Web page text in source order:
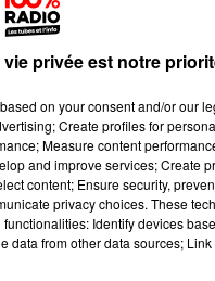
privée est notre
on your consent and/or our
Create profiles for
Measure content
and improve services; Create
content; Ensure security,
privacy choices. These
Identify devices
from other data sources;